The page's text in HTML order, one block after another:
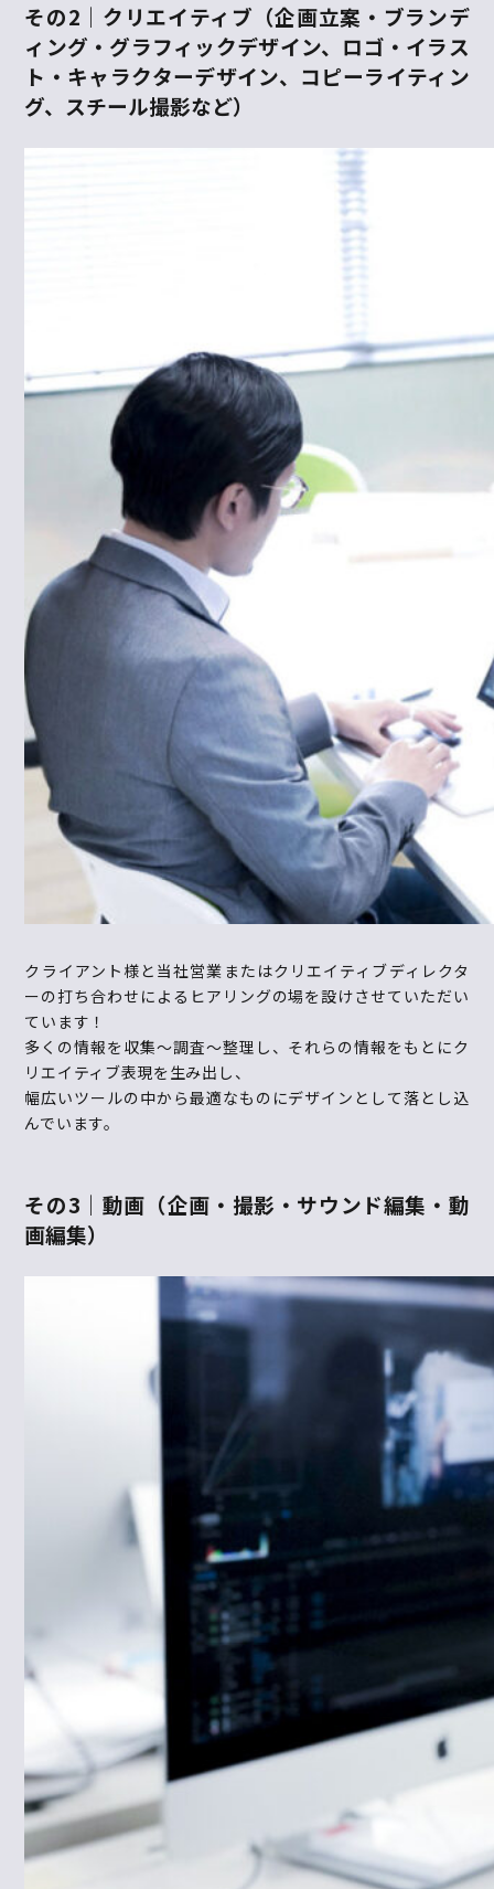
その2｜ クリエイティブ（企画立案・ブランデ
ィング・グラフィックデザイン、ロゴ・イラス
ト・キャラクターデザイン、コピーライティン
グ、スチール撮影など）
クライアント様と当社営業またはクリエイティブディレクタ
ーの打ち合わせによるヒアリングの場を設けさせていただい
ています！
多くの情報を収集～調査～整理し、それらの情報をもとにク
リエイティブ表現を生み出し、
幅広いツールの中から最適なものにデザインとして落とし込
んでいます。
その3｜ 動画（企画・撮影・サウンド編集・動
画編集）